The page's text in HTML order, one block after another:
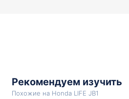
Рекомендуем изучить
Похожие на Honda LIFE JB1